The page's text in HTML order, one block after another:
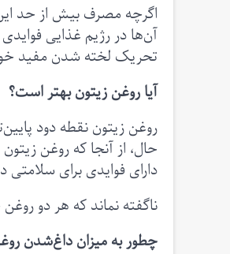
اگرچه مصرف بیش از حد
آن‌ها در رژیم غذایی
تحریک لخته شدن مفید
آیا روغن زیتون بهتر است؟
روغن زیتون نقطه دود
حال، از آنجا که روغن
دارای فوایدی برای
ناگفته نماند که هر دو
چطور به میزان داغ‌شدن